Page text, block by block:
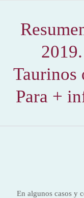
Taurinos
Para +
En algunos casos y